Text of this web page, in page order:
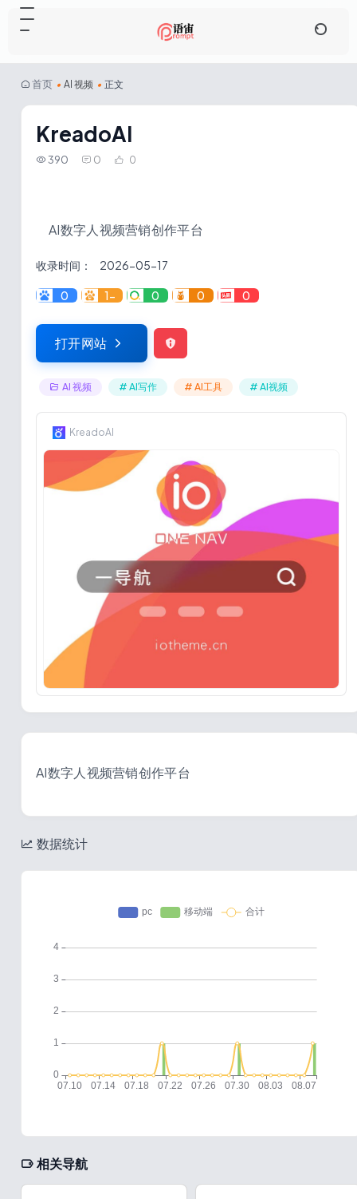
首页 • AI 视频 • 正文
KreadoAI
390 0 0
AI数字人视频营销创作平台
收录时间： 2026-05-17
0 1- 0 0 0
打开网站
AI 视频 # AI写作 # AI工具 # AI视频
KreadoAI
AI数字人视频营销创作平台
数据统计
相关导航